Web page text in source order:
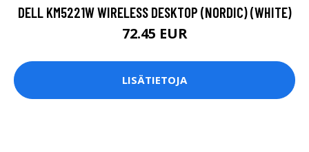
DELL KM5221W WIRELESS DESKTOP (NORDIC) (WHITE)
72.45 EUR
LISÄTIETOJA